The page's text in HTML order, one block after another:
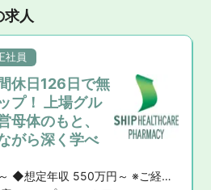
求人
社員
休日126日で無
プ！ 上場グル
母体のもと、
がら深く学べ
◆月給 350,000円 ～ ◆想定年収 550万円～ ※ご経験や前職の給与を考慮の上、決定いたします。 ◆昇給・賞与 ・昇給： あり ・賞与： あり（年2回）